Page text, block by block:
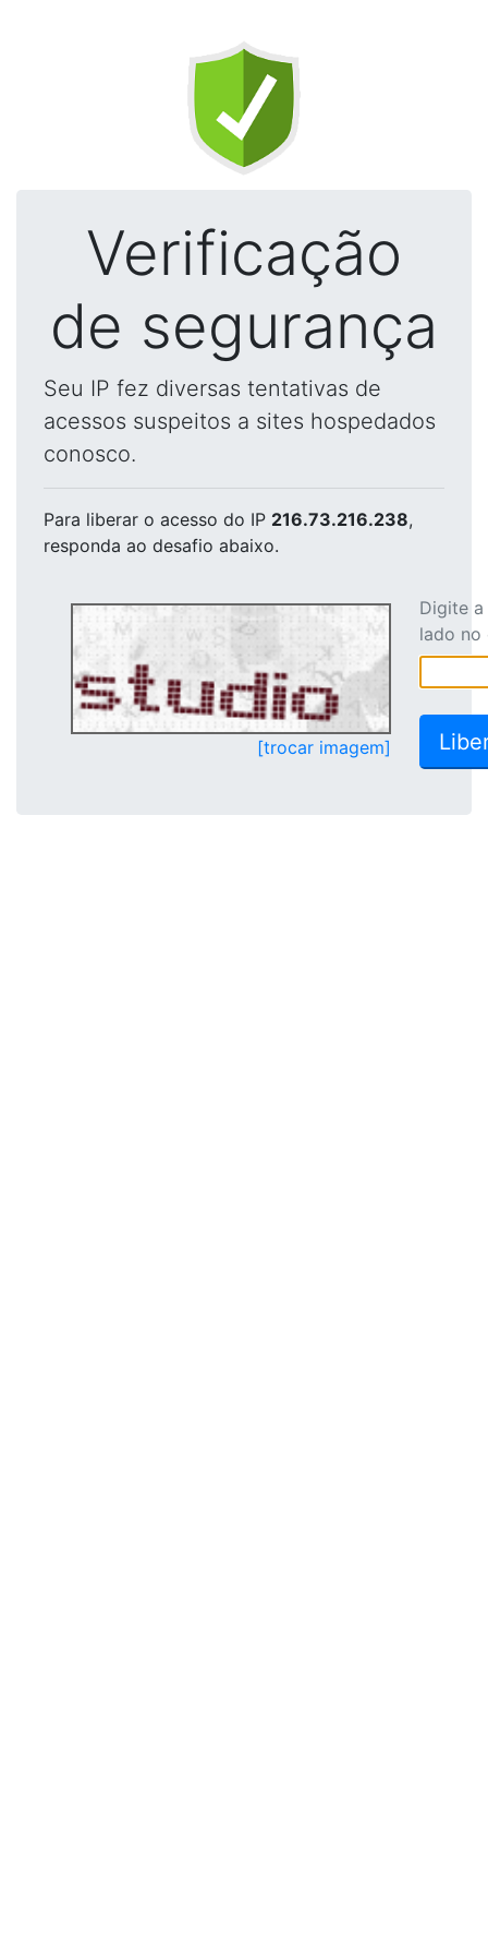
Verificação
de segurança
Seu IP fez diversas tentativas de
acessos suspeitos a sites hospedados
conosco.
Para liberar o acesso do IP 216.73.216.238,
responda ao desafio abaixo.
[trocar imagem]
Digite
lado no